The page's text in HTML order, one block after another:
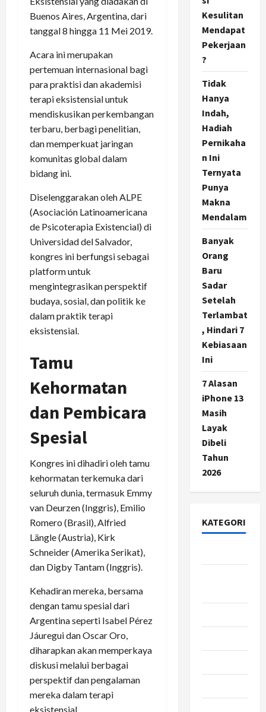
Buenos Aires, Argentina, dari
tanggal 8 hingga 11 Mei 2019.
Acara ini merupakan
pertemuan internasional bagi
para praktisi dan akademisi
terapi eksistensial untuk
mendiskusikan perkembangan
terbaru, berbagi penelitian,
dan memperkuat jaringan
komunitas global dalam
bidang ini.
Diselenggarakan oleh ALPE
(Asociación Latinoamericana
de Psicoterapia Existencial) di
Universidad del Salvador,
kongres ini berfungsi sebagai
platform untuk
mengintegrasikan perspektif
budaya, sosial, dan politik ke
dalam praktik terapi
eksistensial.
Tamu
Kehormatan
dan Pembicara
Spesial
Kongres ini dihadiri oleh tamu
kehormatan terkemuka dari
seluruh dunia, termasuk Emmy
van Deurzen (Inggris), Emilio
Romero (Brasil), Alfried
Längle (Austria), Kirk
Schneider (Amerika Serikat),
dan Digby Tantam (Inggris).
Kehadiran mereka, bersama
dengan tamu spesial dari
Argentina seperti Isabel Pérez
Jáuregui dan Oscar Oro,
diharapkan akan memperkaya
diskusi melalui berbagai
perspektif dan pengalaman
mereka dalam terapi
eksistensial.
Kesulitan
Mendapat
Pekerjaan
?
Tidak
Hanya
Indah,
Hadiah
Pernikaha
n Ini
Ternyata
Punya
Makna
Mendalam
Banyak
Orang
Baru
Sadar
Setelah
Terlambat
, Hindari 7
Kebiasaan
Ini
7 Alasan
iPhone 13
Masih
Layak
Dibeli
Tahun
2026
KATEGORI